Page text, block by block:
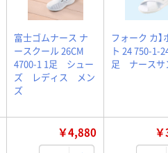
富士ゴムナース ナ
ースクール 26CM
4700-1 1足 シュー
ズ レディス メン
ズ
フォーク カ】
ト 24 750-1-
足 ナースサ
￥4,880